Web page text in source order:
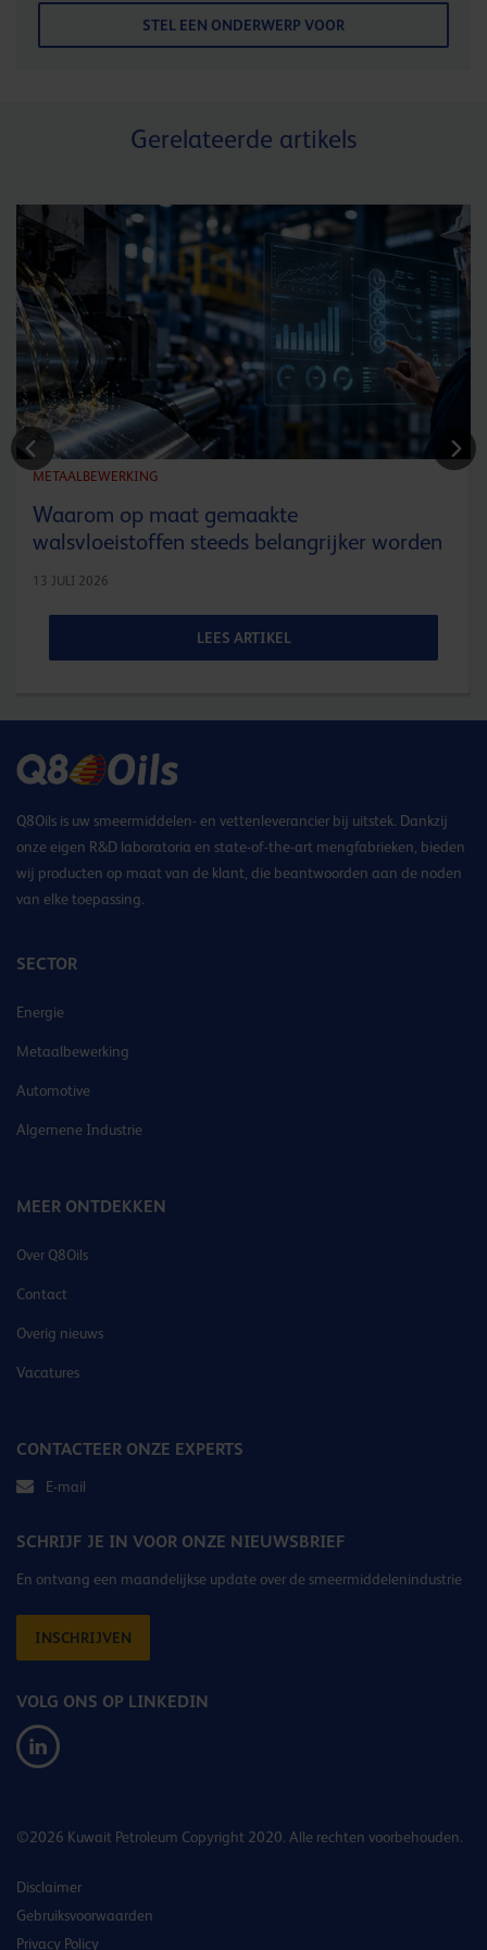
STEL EEN ONDERWERP VOOR
Gerelateerde artikels
METAALBEWERKING
Waarom op maat gemaakte
walsvloeistoffen steeds belangrijker worden
13 JULI 2026
LEES ARTIKEL
Q8Oils is uw smeermiddelen- en vettenleverancier bij uitstek. Dankzij
onze eigen R&D laboratoria en state-of-the-art mengfabrieken, bieden
wij producten op maat van de klant, die beantwoorden aan de noden
van elke toepassing.
SECTOR
Energie
Metaalbewerking
Automotive
Algemene Industrie
MEER ONTDEKKEN
Over Q8Oils
Contact
Overig nieuws
Vacatures
CONTACTEER ONZE EXPERTS
E-mail
SCHRIJF JE IN VOOR ONZE NIEUWSBRIEF
En ontvang een maandelijkse update over de smeermiddelenindustrie
INSCHRIJVEN
VOLG ONS OP LINKEDIN
©2026 Kuwait Petroleum Copyright 2020. Alle rechten voorbehouden.
Disclaimer
Gebruiksvoorwaarden
Privacy Policy